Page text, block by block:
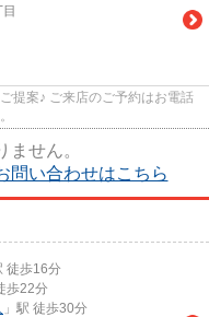
提案♪ ご来店のご予約はお電話
せん。
問い合わせはこちら
徒歩16分
歩22分
」駅 徒歩30分